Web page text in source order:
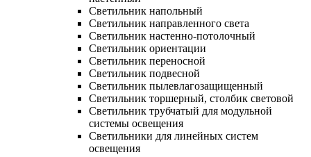
Светильник напольный
Светильник направленного света
Светильник настенно-потолочный
Светильник ориентации
Светильник переносной
Светильник подвесной
Светильник пылевлагозащищенный
Светильник торшерный, столбик световой
Светильник трубчатый для модульной
системы освещения
Светильники для линейных систем
освещения